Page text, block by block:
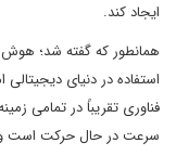
ایجاد کند.
همانطور که گفته شد؛
استفاده در دنیای
فناوری تقریباً در تمامی
سرعت در حال حرکت است